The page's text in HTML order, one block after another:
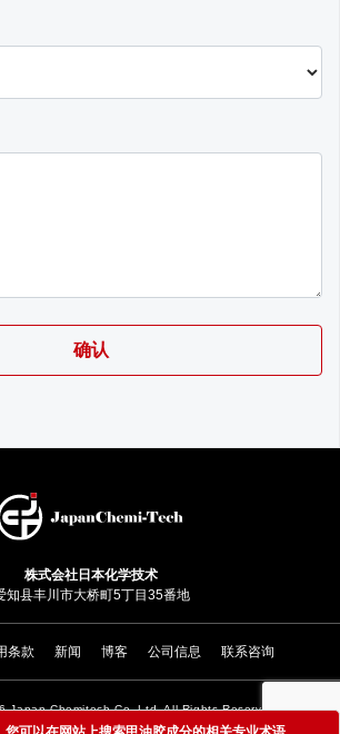
株式会社日本化学技术
知县丰川市大桥町5丁目35番地
条款 新闻 博客 公司信息 联系咨询
Japan Chemitech Co. Ltd. All Rights Reserved